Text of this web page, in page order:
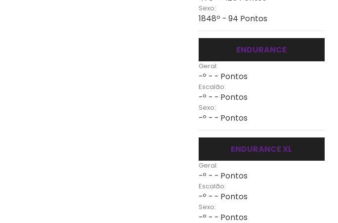
Sexo:
1848º - 94 Pontos
ENDURANCE
Geral:
-º - - Pontos
Escalão:
-º - - Pontos
Sexo:
-º - - Pontos
ENDURANCE XL
Geral:
-º - - Pontos
Escalão:
-º - - Pontos
Sexo:
-º - - Pontos